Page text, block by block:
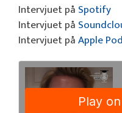
Intervjuet på Spotify
Intervjuet på
Intervjuet påApple